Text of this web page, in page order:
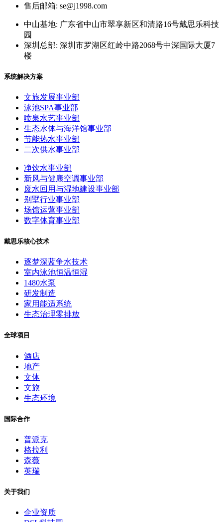
售后邮箱: se@j1998.com
中山基地: 广东省中山市翠享新区和清路16号戴思乐科技
园
深圳总部: 深圳市罗湖区红岭中路2068号中深国际大厦7
楼
系统解决方案
文旅发展事业部
泳池SPA事业部
喷泉水艺事业部
生态水体与海洋馆事业部
节能热水事业部
二次供水事业部
净饮水事业部
新风与健康空调事业部
废水回用与湿地建设事业部
别墅行业事业部
场馆运营事业部
数字体育事业部
戴思乐核心技术
逐梦深蓝争水技术
室内泳池恒温恒湿
1480水泵
研发制造
家用能适系统
生态治理零排放
全球项目
酒店
地产
文体
文旅
生态环境
国际合作
普派克
格拉利
森薇
英瑞
关于我们
企业资质